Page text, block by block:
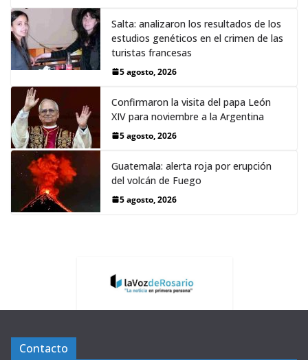
Salta: analizaron los resultados de los
estudios genéticos en el crimen de las
turistas francesas
5 agosto, 2026
Confirmaron la visita del papa León
XIV para noviembre a la Argentina
5 agosto, 2026
Guatemala: alerta roja por erupción
del volcán de Fuego
5 agosto, 2026
Contacto